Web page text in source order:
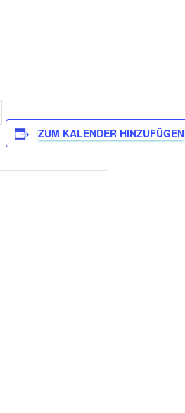
ZUM KALENDER HINZUFÜGEN